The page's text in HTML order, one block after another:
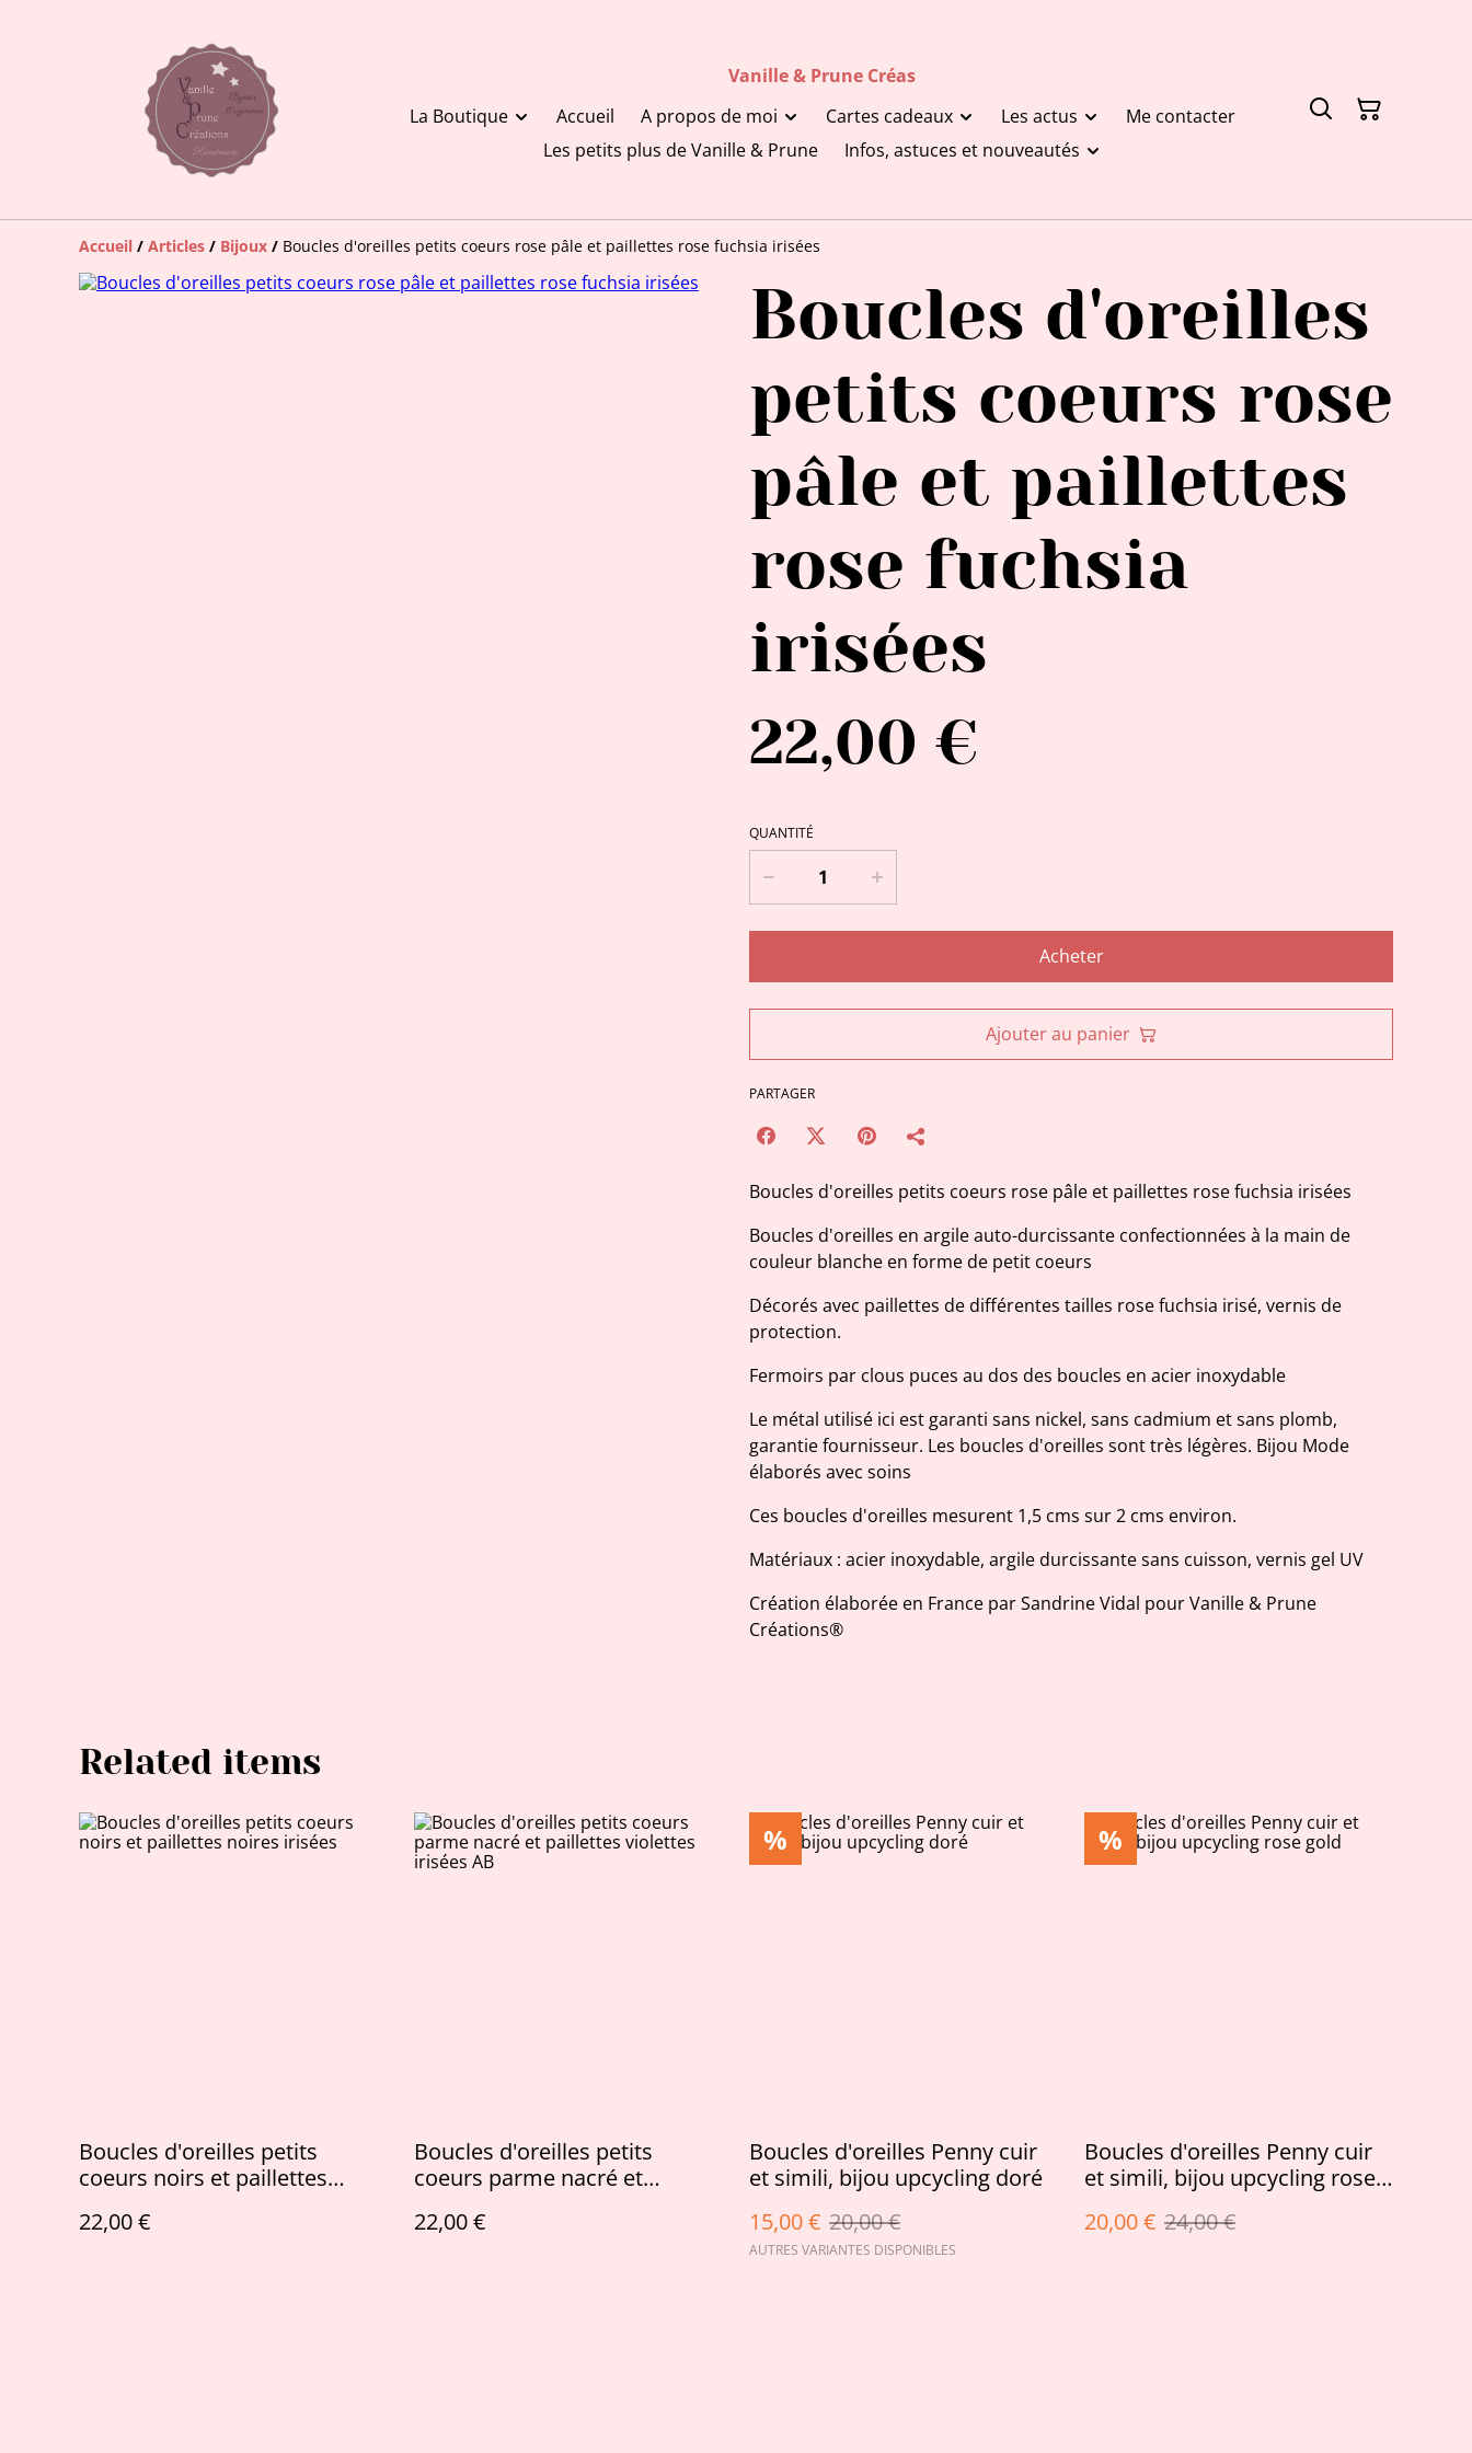
Vanille & Prune Créas
La Boutique
Accueil A propos de moi Cartes cadeaux Les actus
Me contacter
Les petits plus de Vanille & Prune
Infos, astuces et nouveautés
Accueil / Articles / Bijoux / Boucles d'oreilles petits coeurs rose pâle et paillettes rose fuchsia irisées
Boucles d'oreilles
petits coeurs rose
pâle et paillettes
rose fuchsia
irisées
22,00 €
QUANTITÉ
Acheter
Ajouter au panier
PARTAGER
Boucles d'oreilles petits coeurs rose pâle et paillettes rose fuchsia irisées
Boucles d'oreilles en argile auto-durcissante confectionnées à la main de
couleur blanche en forme de petit coeurs
Décorés avec paillettes de différentes tailles rose fuchsia irisé, vernis de
protection.
Fermoirs par clous puces au dos des boucles en acier inoxydable
Le métal utilisé ici est garanti sans nickel, sans cadmium et sans plomb,
garantie fournisseur. Les boucles d'oreilles sont très légères. Bijou Mode
élaborés avec soins
Ces boucles d'oreilles mesurent 1,5 cms sur 2 cms environ.
Matériaux : acier inoxydable, argile durcissante sans cuisson, vernis gel UV
Création élaborée en France par Sandrine Vidal pour Vanille & Prune
Créations®
Related items
Boucles d'oreilles petits
coeurs noirs et paillettes
22,00 €
Boucles d'oreilles petits
coeurs parme nacré et
22,00 €
%
Boucles d'oreilles Penny cuir
et simili, bijou upcycling doré
15,00 € 20,00 €
AUTRES VARIANTES DISPONIBLES
%
Boucles d'oreilles Penny cuir
et simili, bijou upcycling rose
20,00 € 24,00 €